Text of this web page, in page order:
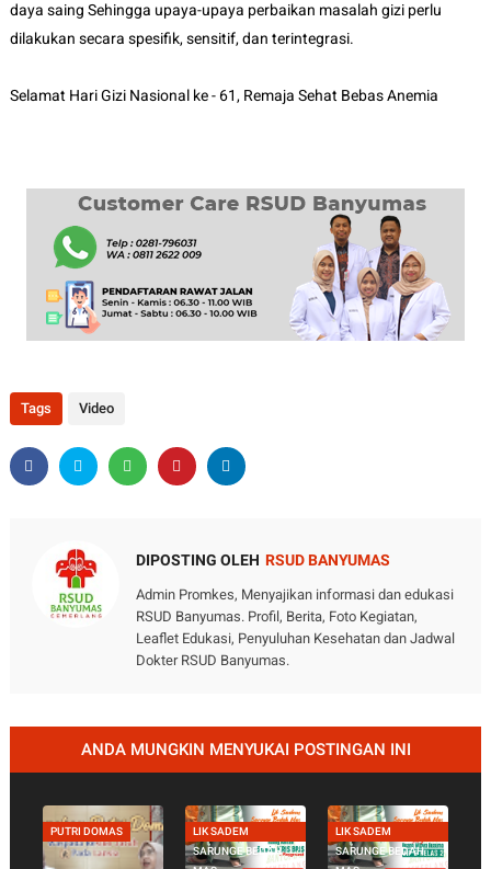
daya saing Sehingga upaya-upaya perbaikan masalah gizi perlu
dilakukan secara spesifik, sensitif, dan terintegrasi.
Selamat Hari Gizi Nasional ke - 61, Remaja Sehat Bebas Anemia
Tags Video
DIPOSTING OLEH RSUD BANYUMAS
Admin Promkes, Menyajikan informasi dan edukasi
RSUD Banyumas. Profil, Berita, Foto Kegiatan,
Leaflet Edukasi, Penyuluhan Kesehatan dan Jadwal
Dokter RSUD Banyumas.
ANDA MUNGKIN MENYUKAI POSTINGAN INI
PUTRI DOMAS
LIK SADEM
SARUNGE BEDAH
LIK SADEM
SARUNGE BEDAH